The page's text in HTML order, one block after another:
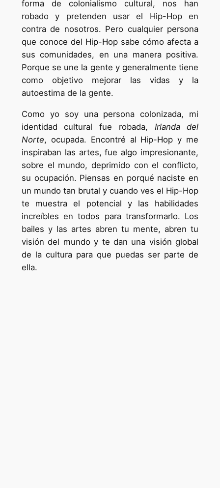
forma de colonialismo cultural, nos han
robado y pretenden usar el Hip-Hop en
contra de nosotros. Pero cualquier persona
que conoce del Hip-Hop sabe cómo afecta a
sus comunidades, en una manera positiva.
Porque se une la gente y generalmente tiene
como objetivo mejorar las vidas y la
autoestima de la gente.
Como yo soy una persona colonizada, mi
identidad cultural fue robada, Irlanda del
Norte, ocupada. Encontré al Hip-Hop y me
inspiraban las artes, fue algo impresionante,
sobre el mundo, deprimido con el conflicto,
su ocupación. Piensas en porqué naciste en
un mundo tan brutal y cuando ves el Hip-Hop
te muestra el potencial y las habilidades
increíbles en todos para transformarlo. Los
bailes y las artes abren tu mente, abren tu
visión del mundo y te dan una visión global
de la cultura para que puedas ser parte de
ella.